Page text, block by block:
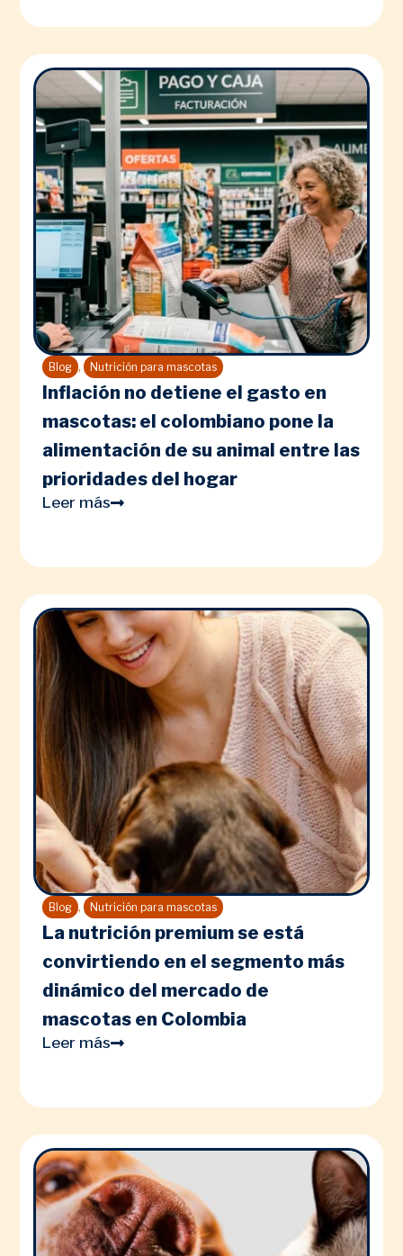
Blog , Nutrición para mascotas
Inflación no detiene el gasto en
mascotas: el colombiano pone la
alimentación de su animal entre las
prioridades del hogar
Leer más
Blog , Nutrición para mascotas
La nutrición premium se está
convirtiendo en el segmento más
dinámico del mercado de
mascotas en Colombia
Leer más